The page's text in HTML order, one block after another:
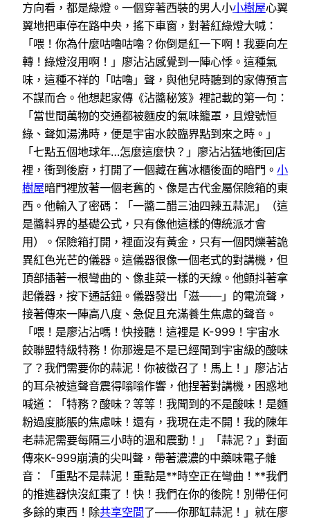
方向看，都是綠燈。一個穿著西裝的男人小小樹屋心翼
翼地把車停在路中央，搖下車窗，對著紅綠燈大喊：
「喂！你為什麼咕嚕咕嚕？你倒是紅一下啊！我要向左
轉！綠燈沒用啊！」廖沾沾感覺到一陣心悸。這種氣
味，這種不祥的「咕嚕」聲，與他兒時聽到的家傳預言
不謀而合。他想起家傳《沾醬秘笈》裡記載的第一句：
「當世間萬物的交通都被麵皮的氣味籠罩，且燈號恒
綠、聲如湯沸時，便是宇宙水餃臨界點到來之時。」
「七點五個地球年…怎麼這麼快？」廖沾沾猛地衝回店
裡，衝到後廚，打開了一個藏在舊冰櫃後面的暗門。 小
樹屋暗門裡放著一個老舊的、像是古代金屬保險箱的東
西。他輸入了密碼：「一醬二醋三油四辣五蒜泥」（這
是醬料界的基礎公式，只有像他這樣的傳統派才會
用）。保險箱打開，裡面沒有黃金，只有一個閃爍著詭
異紅色光芒的儀器。這儀器很像一個老式的對講機，但
頂部插著一根彎曲的、像韭菜一樣的天線。他顫抖著拿
起儀器，按下通話鈕。儀器發出「滋——」的電流聲，
接著傳來一陣高八度、急促且充滿養生焦慮的聲音。
「喂！是廖沾沾嗎！快接聽！這裡是 K-999！宇宙水
餃聯盟特級特務！你那邊是不是已經聞到宇宙級的酸味
了？我們需要你的蒜泥！你被徵召了！馬上！」廖沾沾
的耳朵被這聲音震得嗡嗡作響，他捏著對講機，困惑地
喊道：「特務？酸味？等等！我聞到的不是酸味！是麵
粉過度膨脹的焦慮味！還有，我現在走不開！我的陳年
老蒜泥需要每隔三小時的溫和震動！」「蒜泥？」對面
傳來K-999崩潰的尖叫聲，帶著濃濃的中藥味電子雜
音：「重點不是蒜泥！重點是**時空正在彎曲！**我們
的推進器快沒紅棗了！快！我們在你的後院！別帶任何
多餘的東西！除共享空間了——你那缸蒜泥！」就在廖